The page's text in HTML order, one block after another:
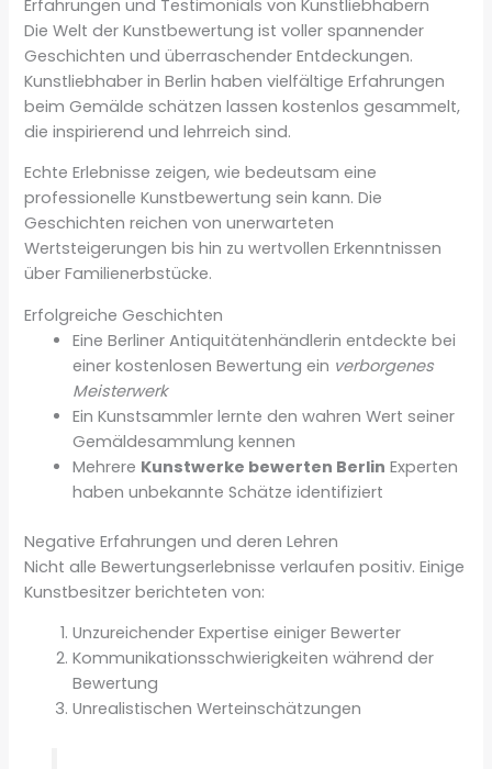
Erfahrungen und Testimonials von Kunstliebhabern
Die Welt der Kunstbewertung ist voller spannender
Geschichten und überraschender Entdeckungen.
Kunstliebhaber in Berlin haben vielfältige Erfahrungen
beim Gemälde schätzen lassen kostenlos gesammelt,
die inspirierend und lehrreich sind.
Echte Erlebnisse zeigen, wie bedeutsam eine
professionelle Kunstbewertung sein kann. Die
Geschichten reichen von unerwarteten
Wertsteigerungen bis hin zu wertvollen Erkenntnissen
über Familienerbstücke.
Erfolgreiche Geschichten
Eine Berliner Antiquitätenhändlerin entdeckte bei
einer kostenlosen Bewertung ein verborgenes
Meisterwerk
Ein Kunstsammler lernte den wahren Wert seiner
Gemäldesammlung kennen
Mehrere Kunstwerke bewerten Berlin Experten
haben unbekannte Schätze identifiziert
Negative Erfahrungen und deren Lehren
Nicht alle Bewertungserlebnisse verlaufen positiv. Einige
Kunstbesitzer berichteten von:
Unzureichender Expertise einiger Bewerter
Kommunikationsschwierigkeiten während der
Bewertung
Unrealistischen Werteinschätzungen